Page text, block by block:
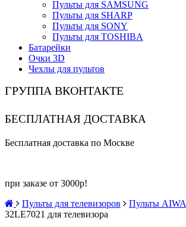
Пульты для SAMSUNG
Пульты для SHARP
Пульты для SONY
Пульты для TOSHIBA
Батарейки
Очки 3D
Чехлы для пультов
ГРУППА ВКОНТАКТЕ
БЕСПЛАТНАЯ ДОСТАВКА
Бесплатная доставка по Москве
при заказе от 3000р!
Пульты для телевизоров
Пульты AIWA
32LE7021 для телевизора